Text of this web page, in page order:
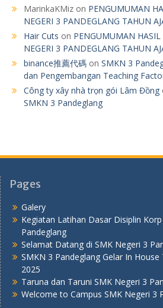
MarinkaKMiz on PENGUMUMAN
NEGERI 3 PANDEGLANG TAHUN
Hair Cuts on PENGUMUMAN
NEGERI 3 PANDEGLANG TAHUN
binance推薦代碼 on SMKN 3
dan Pengembangan Teaching
Công ty xây nhà trọn gói Lâm Đồng
SMKN 3 Pandeglang
Pages
Galery
Kegiatan Latihan Dasar Disiplin
Pandeglang
Selamat Datang di SMK Negeri 3
SMKN 3 Pandeglang Gelar In
2025
Taruna dan Taruni SMK Negeri 3
Welcome to Campus SMK Negeri 3